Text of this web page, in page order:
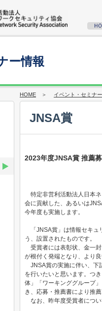
ー情報
HOME ＞ イベント・セミナ
JNSA賞
2023年度JNSA賞 推薦
特定非営利活動法人日本
会に貢献した、あるいは
今年度も実施します。
「JNSA賞」は情報セキュ
う、設置されたものです。
受賞者には表彰状、金一
が根付く発端となり、より
JNSA賞の実施に伴い、下
を行いたいと思います。つ
体」「ワーキンググループ
き、応募・推薦書により推
なお、昨年度受賞者につい